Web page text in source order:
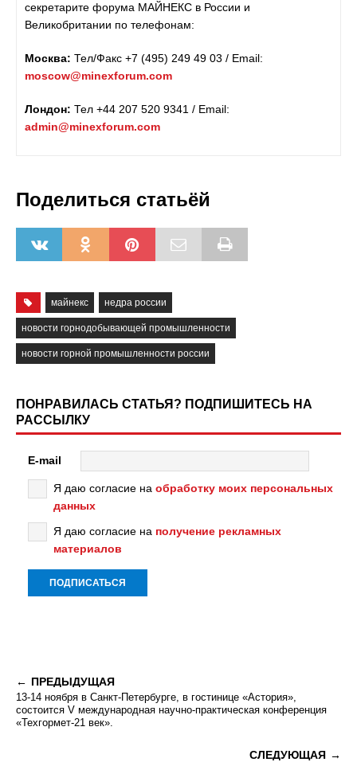
секретарите форума МАЙНЕКС в России и
Великобритании по телефонам:
Москва: Тел/Факс +7 (495) 249 49 03 / Email:
moscow@minexforum.com
Лондон: Тел +44 207 520 9341 / Email:
admin@minexforum.com
Поделиться статьёй
майнекс недра россии
новости горнодобывающей промышленности
новости горной промышленности россии
ПОНРАВИЛАСЬ СТАТЬЯ? ПОДПИШИТЕСЬ НА
РАССЫЛКУ
E-mail
Я даю согласие на обработку моих персональных
данных
Я даю согласие на получение рекламных
материалов
ПРЕДЫДУЩАЯ
13-14 ноября в Санкт-Петербурге, в гостинице «Астория»,
состоится V международная научно-практическая конференция
«Техгормет-21 век».
СЛЕДУЮЩАЯ